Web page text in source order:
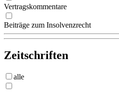
Vertragskommentare
Beiträge zum Insolvenzrecht
Zeitschriften
alle